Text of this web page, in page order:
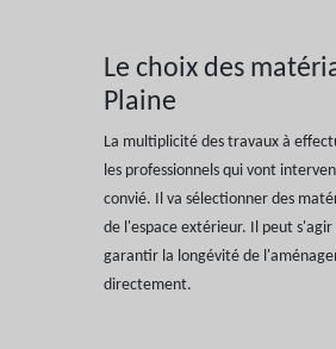
Le choix des
Plaine
La multiplicité des travaux à
les professionnels qui vont
convié. Il va sélectionner des
de l'espace extérieur. Il peut s'agir
garantir la longévité de
directement.